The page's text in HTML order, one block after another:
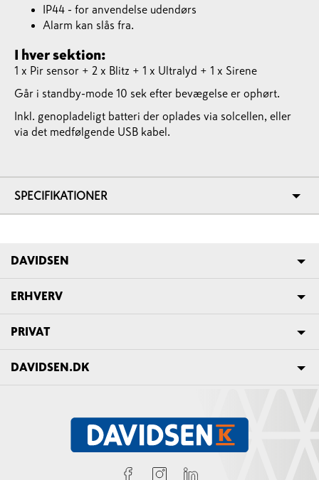
IP44 - for anvendelse udendørs
Alarm kan slås fra.
I hver sektion:
1 x Pir sensor + 2 x Blitz + 1 x Ultralyd + 1 x Sirene
Går i standby-mode 10 sek efter bevægelse er ophørt.
Inkl. genopladeligt batteri der oplades via solcellen, eller
via det medfølgende USB kabel.
SPECIFIKATIONER
DAVIDSEN
ERHVERV
PRIVAT
DAVIDSEN.DK